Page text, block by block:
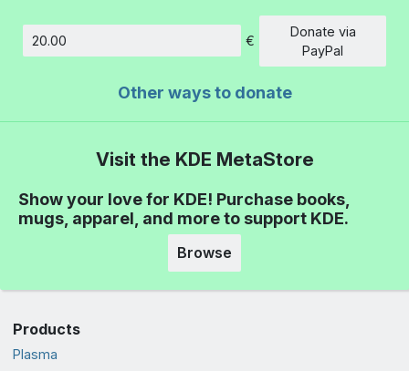
Amount
€
Donate via
PayPal
Other ways to donate
Visit the KDE MetaStore
Show your love for KDE! Purchase books,
mugs, apparel, and more to support KDE.
Browse
Products
Plasma